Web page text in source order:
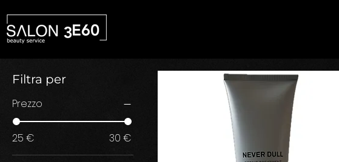
Filtra per
Prezzo
25 € 30 €